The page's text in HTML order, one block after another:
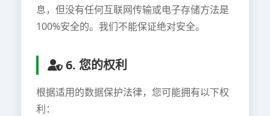
息，但没有任何互联网传输或电子存储方法是
100%安全的。我们不能保证绝对安全。
6. 您的权利
根据适用的数据保护法律，您可能拥有以下权
利：